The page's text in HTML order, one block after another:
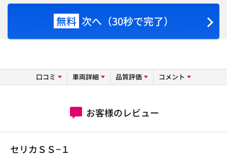
無料 次へ（30秒で完了）
口コミ 車両詳細 品質評価 コメント
お客様のレビュー
セリカＳＳ−１